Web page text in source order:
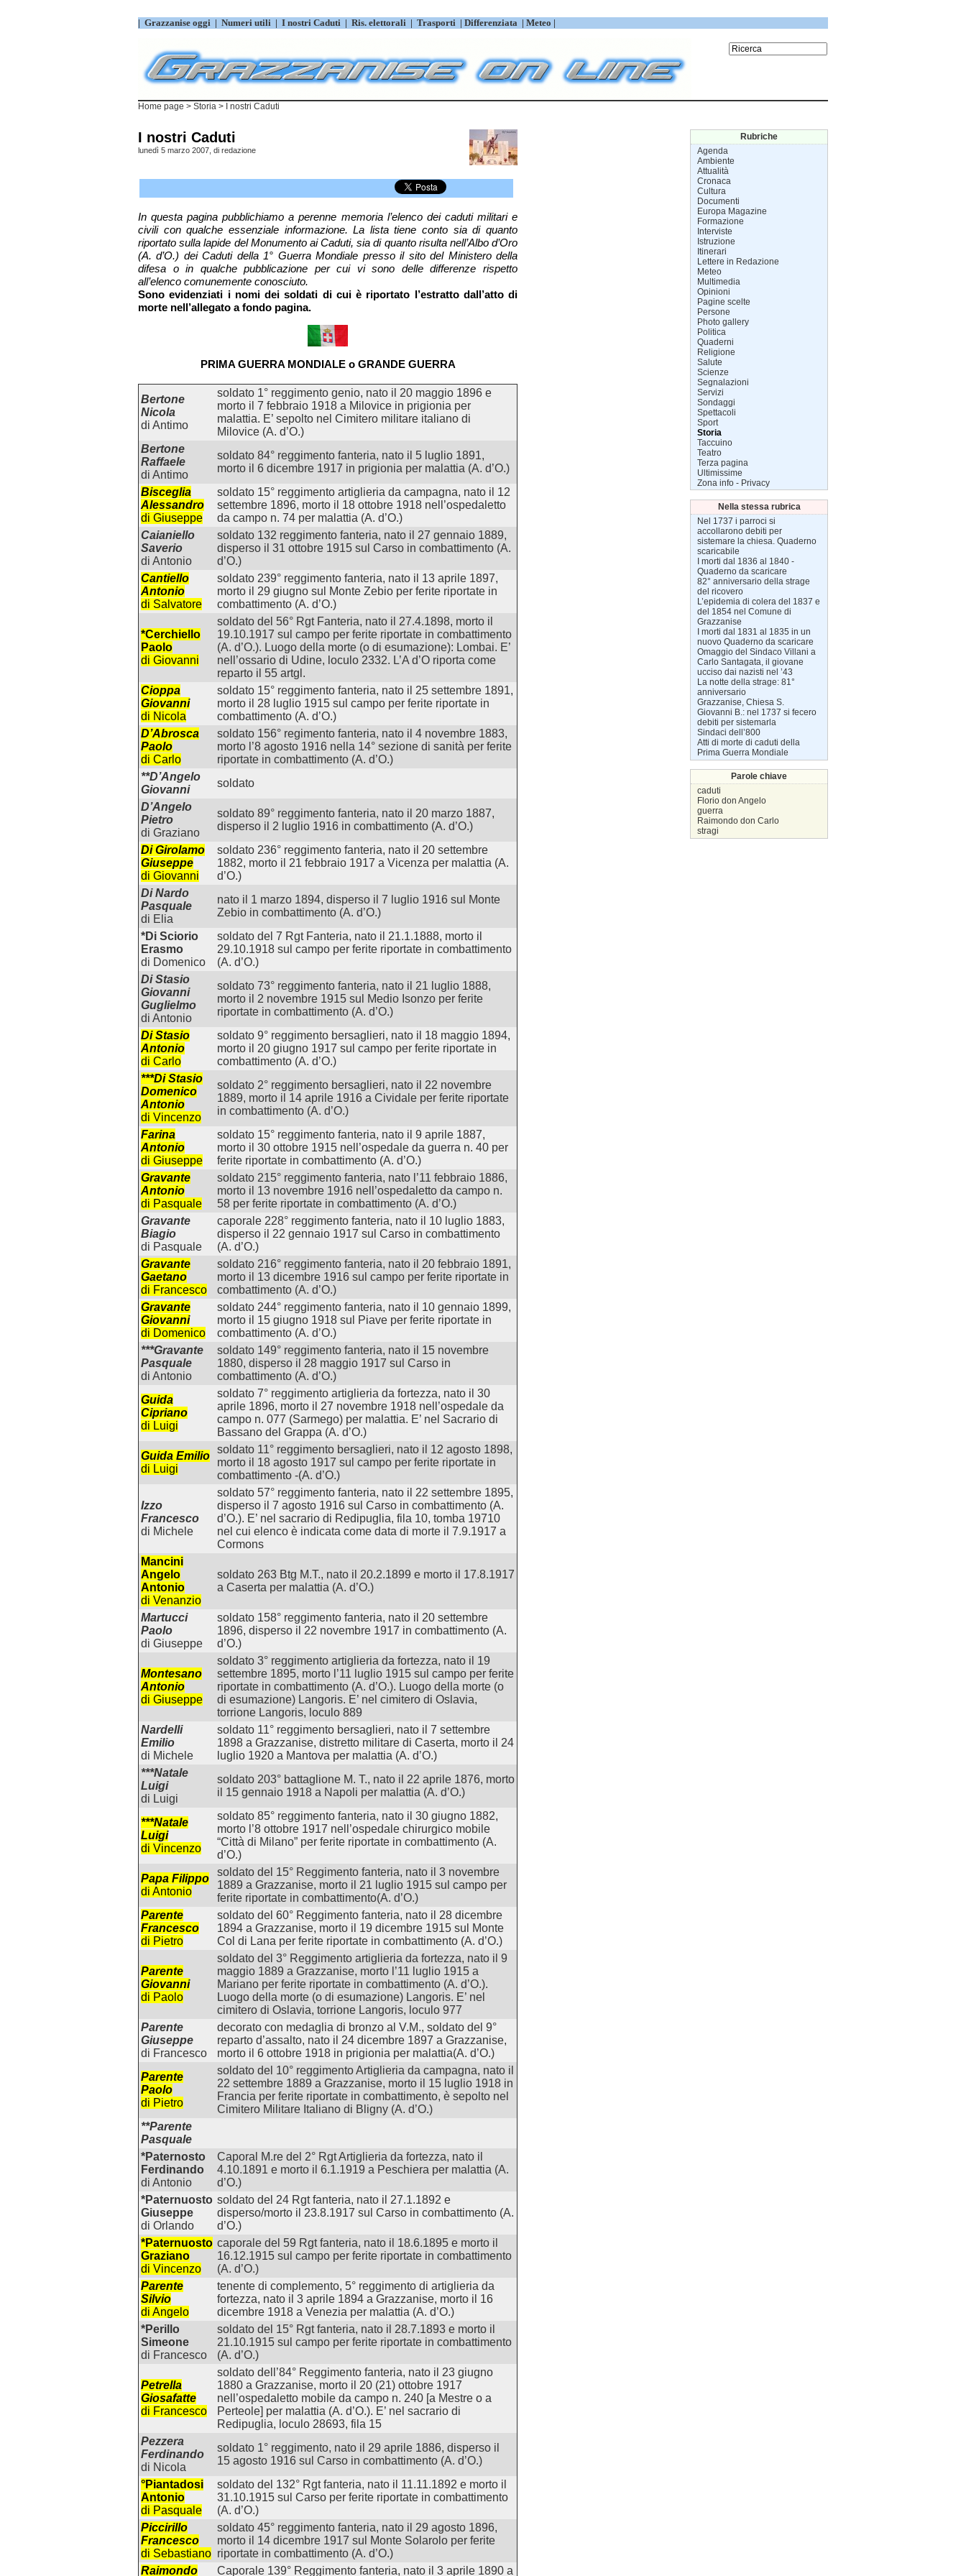
| Grazzanise oggi | Numeri utili | I nostri Caduti | Ris. elettorali | Trasporti | Differenziata | Meteo |
Home page > Storia > I nostri Caduti
I nostri Caduti
lunedì 5 marzo 2007, di redazione
In questa pagina pubblichiamo a perenne memoria l’elenco dei caduti militari e
civili con qualche essenziale informazione. La lista tiene conto sia di quanto
riportato sulla lapide del Monumento ai Caduti, sia di quanto risulta nell’Albo d’Oro
(A. d’O.) dei Caduti della 1° Guerra Mondiale presso il sito del Ministero della
difesa o in qualche pubblicazione per cui vi sono delle differenze rispetto
all’elenco comunemente conosciuto.
Sono evidenziati i nomi dei soldati di cui è riportato l’estratto dall’atto di
morte nell’allegato a fondo pagina.
PRIMA GUERRA MONDIALE o GRANDE GUERRA
Bertone
Nicola
di Antimo
soldato 1° reggimento genio, nato il 20 maggio 1896 e
morto il 7 febbraio 1918 a Milovice in prigionia per
malattia. E’ sepolto nel Cimitero militare italiano di
Milovice (A. d’O.)
Bertone
Raffaele
di Antimo
soldato 84° reggimento fanteria, nato il 5 luglio 1891,
morto il 6 dicembre 1917 in prigionia per malattia (A. d’O.)
Bisceglia
Alessandro
di Giuseppe
soldato 15° reggimento artiglieria da campagna, nato il 12
settembre 1896, morto il 18 ottobre 1918 nell’ospedaletto
da campo n. 74 per malattia (A. d’O.)
Caianiello
Saverio
di Antonio
soldato 132 reggimento fanteria, nato il 27 gennaio 1889,
disperso il 31 ottobre 1915 sul Carso in combattimento (A.
d’O.)
Cantiello
Antonio
di Salvatore
soldato 239° reggimento fanteria, nato il 13 aprile 1897,
morto il 29 giugno sul Monte Zebio per ferite riportate in
combattimento (A. d’O.)
*Cerchiello
Paolo
di Giovanni
soldato del 56° Rgt Fanteria, nato il 27.4.1898, morto il
19.10.1917 sul campo per ferite riportate in combattimento
(A. d’O.). Luogo della morte (o di esumazione): Lombai. E’
nell’ossario di Udine, loculo 2332. L’A d’O riporta come
reparto il 55 artgl.
Cioppa
Giovanni
di Nicola
soldato 15° reggimento fanteria, nato il 25 settembre 1891,
morto il 28 luglio 1915 sul campo per ferite riportate in
combattimento (A. d’O.)
D’Abrosca
Paolo
di Carlo
soldato 156° regimento fanteria, nato il 4 novembre 1883,
morto l’8 agosto 1916 nella 14° sezione di sanità per ferite
riportate in combattimento (A. d’O.)
**D’Angelo
Giovanni
soldato
D’Angelo
Pietro
di Graziano
soldato 89° reggimento fanteria, nato il 20 marzo 1887,
disperso il 2 luglio 1916 in combattimento (A. d’O.)
Di Girolamo
Giuseppe
di Giovanni
soldato 236° reggimento fanteria, nato il 20 settembre
1882, morto il 21 febbraio 1917 a Vicenza per malattia (A.
d’O.)
Di Nardo
Pasquale
di Elia
nato il 1 marzo 1894, disperso il 7 luglio 1916 sul Monte
Zebio in combattimento (A. d’O.)
*Di Sciorio
Erasmo
di Domenico
soldato del 7 Rgt Fanteria, nato il 21.1.1888, morto il
29.10.1918 sul campo per ferite riportate in combattimento
(A. d’O.)
Di Stasio
Giovanni
Guglielmo
di Antonio
soldato 73° reggimento fanteria, nato il 21 luglio 1888,
morto il 2 novembre 1915 sul Medio Isonzo per ferite
riportate in combattimento (A. d’O.)
Di Stasio
Antonio
di Carlo
soldato 9° reggimento bersaglieri, nato il 18 maggio 1894,
morto il 20 giugno 1917 sul campo per ferite riportate in
combattimento (A. d’O.)
***Di Stasio
Domenico
Antonio
di Vincenzo
soldato 2° reggimento bersaglieri, nato il 22 novembre
1889, morto il 14 aprile 1916 a Cividale per ferite riportate
in combattimento (A. d’O.)
Farina
Antonio
di Giuseppe
soldato 15° reggimento fanteria, nato il 9 aprile 1887,
morto il 30 ottobre 1915 nell’ospedale da guerra n. 40 per
ferite riportate in combattimento (A. d’O.)
Gravante
Antonio
di Pasquale
soldato 215° reggimento fanteria, nato l’11 febbraio 1886,
morto il 13 novembre 1916 nell’ospedaletto da campo n.
58 per ferite riportate in combattimento (A. d’O.)
Gravante
Biagio
di Pasquale
caporale 228° reggimento fanteria, nato il 10 luglio 1883,
disperso il 22 gennaio 1917 sul Carso in combattimento
(A. d’O.)
Gravante
Gaetano
di Francesco
soldato 216° reggimento fanteria, nato il 20 febbraio 1891,
morto il 13 dicembre 1916 sul campo per ferite riportate in
combattimento (A. d’O.)
Gravante
Giovanni
di Domenico
soldato 244° reggimento fanteria, nato il 10 gennaio 1899,
morto il 15 giugno 1918 sul Piave per ferite riportate in
combattimento (A. d’O.)
***Gravante
Pasquale
di Antonio
soldato 149° reggimento fanteria, nato il 15 novembre
1880, disperso il 28 maggio 1917 sul Carso in
combattimento (A. d’O.)
Guida
Cipriano
di Luigi
soldato 7° reggimento artiglieria da fortezza, nato il 30
aprile 1896, morto il 27 novembre 1918 nell’ospedale da
campo n. 077 (Sarmego) per malattia. E’ nel Sacrario di
Bassano del Grappa (A. d’O.)
Guida Emilio
di Luigi
soldato 11° reggimento bersaglieri, nato il 12 agosto 1898,
morto il 18 agosto 1917 sul campo per ferite riportate in
combattimento -(A. d’O.)
Izzo
Francesco
di Michele
soldato 57° reggimento fanteria, nato il 22 settembre 1895,
disperso il 7 agosto 1916 sul Carso in combattimento (A.
d’O.). E’ nel sacrario di Redipuglia, fila 10, tomba 19710
nel cui elenco è indicata come data di morte il 7.9.1917 a
Cormons
Mancini
Angelo
Antonio
di Venanzio
soldato 263 Btg M.T., nato il 20.2.1899 e morto il 17.8.1917
a Caserta per malattia (A. d’O.)
Martucci
Paolo
di Giuseppe
soldato 158° reggimento fanteria, nato il 20 settembre
1896, disperso il 22 novembre 1917 in combattimento (A.
d’O.)
Montesano
Antonio
di Giuseppe
soldato 3° reggimento artiglieria da fortezza, nato il 19
settembre 1895, morto l’11 luglio 1915 sul campo per ferite
riportate in combattimento (A. d’O.). Luogo della morte (o
di esumazione) Langoris. E’ nel cimitero di Oslavia,
torrione Langoris, loculo 889
Nardelli
Emilio
di Michele
soldato 11° reggimento bersaglieri, nato il 7 settembre
1898 a Grazzanise, distretto militare di Caserta, morto il 24
luglio 1920 a Mantova per malattia (A. d’O.)
***Natale
Luigi
di Luigi
soldato 203° battaglione M. T., nato il 22 aprile 1876, morto
il 15 gennaio 1918 a Napoli per malattia (A. d’O.)
***Natale
Luigi
di Vincenzo
soldato 85° reggimento fanteria, nato il 30 giugno 1882,
morto l’8 ottobre 1917 nell’ospedale chirurgico mobile
“Città di Milano” per ferite riportate in combattimento (A.
d’O.)
Papa Filippo
di Antonio
soldato del 15° Reggimento fanteria, nato il 3 novembre
1889 a Grazzanise, morto il 21 luglio 1915 sul campo per
ferite riportate in combattimento(A. d’O.)
Parente
Francesco
di Pietro
soldato del 60° Reggimento fanteria, nato il 28 dicembre
1894 a Grazzanise, morto il 19 dicembre 1915 sul Monte
Col di Lana per ferite riportate in combattimento (A. d’O.)
Parente
Giovanni
di Paolo
soldato del 3° Reggimento artiglieria da fortezza, nato il 9
maggio 1889 a Grazzanise, morto l’11 luglio 1915 a
Mariano per ferite riportate in combattimento (A. d’O.).
Luogo della morte (o di esumazione) Langoris. E’ nel
cimitero di Oslavia, torrione Langoris, loculo 977
Parente
Giuseppe
di Francesco
decorato con medaglia di bronzo al V.M., soldato del 9°
reparto d’assalto, nato il 24 dicembre 1897 a Grazzanise,
morto il 6 ottobre 1918 in prigionia per malattia(A. d’O.)
Parente
Paolo
di Pietro
soldato del 10° reggimento Artiglieria da campagna, nato il
22 settembre 1889 a Grazzanise, morto il 15 luglio 1918 in
Francia per ferite riportate in combattimento, è sepolto nel
Cimitero Militare Italiano di Bligny (A. d’O.)
**Parente
Pasquale
*Paternosto
Ferdinando
di Antonio
Caporal M.re del 2° Rgt Artiglieria da fortezza, nato il
4.10.1891 e morto il 6.1.1919 a Peschiera per malattia (A.
d’O.)
*Paternuosto
Giuseppe
di Orlando
soldato del 24 Rgt fanteria, nato il 27.1.1892 e
disperso/morto il 23.8.1917 sul Carso in combattimento (A.
d’O.)
*Paternuosto
Graziano
di Vincenzo
caporale del 59 Rgt fanteria, nato il 18.6.1895 e morto il
16.12.1915 sul campo per ferite riportate in combattimento
(A. d’O.)
Parente
Silvio
di Angelo
tenente di complemento, 5° reggimento di artiglieria da
fortezza, nato il 3 aprile 1894 a Grazzanise, morto il 16
dicembre 1918 a Venezia per malattia (A. d’O.)
*Perillo
Simeone
di Francesco
soldato del 15° Rgt fanteria, nato il 28.7.1893 e morto il
21.10.1915 sul campo per ferite riportate in combattimento
(A. d’O.)
Petrella
Giosafatte
di Francesco
soldato dell’84° Reggimento fanteria, nato il 23 giugno
1880 a Grazzanise, morto il 20 (21) ottobre 1917
nell’ospedaletto mobile da campo n. 240 [a Mestre o a
Perteole] per malattia (A. d’O.). E’ nel sacrario di
Redipuglia, loculo 28693, fila 15
Pezzera
Ferdinando
di Nicola
soldato 1° reggimento, nato il 29 aprile 1886, disperso il
15 agosto 1916 sul Carso in combattimento (A. d’O.)
°Piantadosi
Antonio
di Pasquale
soldato del 132° Rgt fanteria, nato il 11.11.1892 e morto il
31.10.1915 sul Carso per ferite riportate in combattimento
(A. d’O.)
Piccirillo
Francesco
di Sebastiano
soldato 45° reggimento fanteria, nato il 29 agosto 1896,
morto il 14 dicembre 1917 sul Monte Solarolo per ferite
riportate in combattimento (A. d’O.)
Raimondo
Caporale 139° Reggimento fanteria, nato il 3 aprile 1890 a
Rubriche
Agenda
Ambiente
Attualità
Cronaca
Cultura
Documenti
Europa Magazine
Formazione
Interviste
Istruzione
Itinerari
Lettere in Redazione
Meteo
Multimedia
Opinioni
Pagine scelte
Persone
Photo gallery
Politica
Quaderni
Religione
Salute
Scienze
Segnalazioni
Servizi
Sondaggi
Spettacoli
Sport
Storia
Taccuino
Teatro
Terza pagina
Ultimissime
Zona info - Privacy
Nella stessa rubrica
Nel 1737 i parroci si
accollarono debiti per
sistemare la chiesa. Quaderno
scaricabile
I morti dal 1836 al 1840 -
Quaderno da scaricare
82° anniversario della strage
del ricovero
L’epidemia di colera del 1837 e
del 1854 nel Comune di
Grazzanise
I morti dal 1831 al 1835 in un
nuovo Quaderno da scaricare
Omaggio del Sindaco Villani a
Carlo Santagata, il giovane
ucciso dai nazisti nel ’43
La notte della strage: 81°
anniversario
Grazzanise, Chiesa S.
Giovanni B.: nel 1737 si fecero
debiti per sistemarla
Sindaci dell’800
Atti di morte di caduti della
Prima Guerra Mondiale
Parole chiave
caduti
Florio don Angelo
guerra
Raimondo don Carlo
stragi